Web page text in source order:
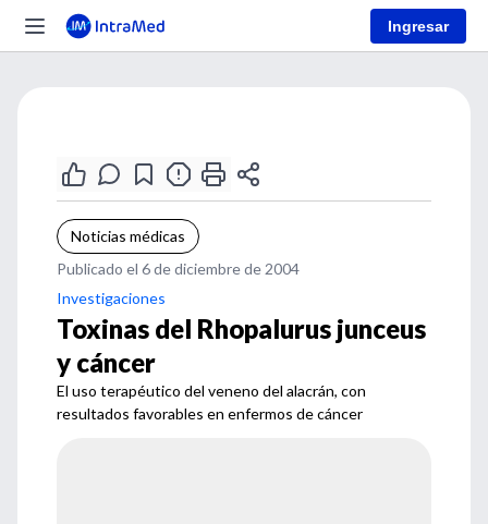
Ingresar
Noticias médicas
Publicado el 6 de diciembre de 2004
Investigaciones
Toxinas del Rhopalurus junceus
y cáncer
El uso terapéutico del veneno del alacrán, con
resultados favorables en enfermos de cáncer